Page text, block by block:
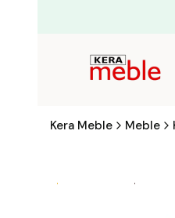
Kera Meble Meble
Bestseller kod